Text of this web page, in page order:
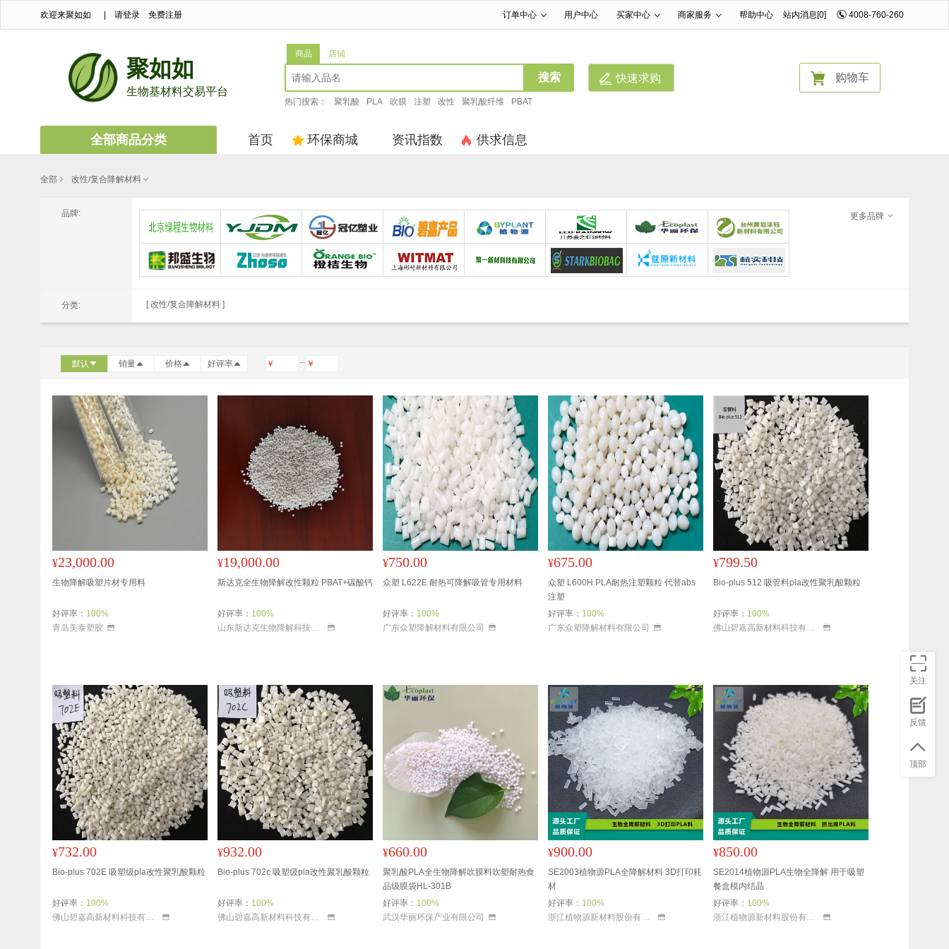
欢迎来聚如如 请登录 免费注册 订单中心 用户中心 买家中心 商家服务 帮助中心 站内消息[0] 4008-760-260
聚如如
生物基材料交易平台
商品 店铺
搜索 快速求购
热门搜索： 聚乳酸 PLA 吹膜 注塑 改性 聚乳酸纤维 PBAT
购物车
全部商品分类 首页 环保商城 资讯指数 供求信息
全部 改性/复合降解材料
品牌:
北京绿程生物材料技术有限公司 东莞市冠亿新材料科技有限公司 浙江植物源 江苏金之虹新材料有限公司 台州黄岩泽钰新材料科技有限公司
更多品牌
分类: [ 改性/复合降解材料 ]
默认 销量 价格 好评率 ￥ ￥
¥23,000.00
生物降解吸塑片材专用料
好评率： 100%
青岛美泰塑胶
¥19,000.00
斯达克全生物降解改性颗粒 PBAT+碳酸钙
好评率： 100%
山东斯达克生物降解科技有限公司
¥750.00
众塑 L622E 耐热可降解吸管专用材料
好评率： 100%
广东众塑降解材料有限公司
¥675.00
众塑 L600H PLA耐热注塑颗粒 代替abs
注塑
好评率： 100%
广东众塑降解材料有限公司
¥799.50
Bio-plus 512 吸管料pla改性聚乳酸颗粒
好评率： 100%
佛山碧嘉高新材料科技有限公司
¥732.00
Bio-plus 702E 吸塑级pla改性聚乳酸颗粒
好评率： 100%
佛山碧嘉高新材料科技有限公司
¥932.00
Bio-plus 702c 吸塑级pla改性聚乳酸颗粒
好评率： 100%
佛山碧嘉高新材料科技有限公司
¥660.00
聚乳酸PLA全生物降解吹膜料吹塑耐热食
品级膜袋HL-301B
好评率： 100%
武汉华丽环保产业有限公司
¥900.00
SE2003植物源PLA全降解材料 3D打印耗
材
好评率： 100%
浙江植物源新材料股份有限公司
¥850.00
SE2014植物源PLA生物全降解 用于吸塑
餐盒模内结晶
好评率： 100%
浙江植物源新材料股份有限公司
关注
反馈
顶部